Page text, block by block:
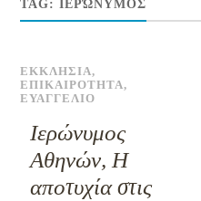
TAG:ΙΕΡΏΝΥΜΟΣ
ΕΚΚΛΗΣΙΑ,
ΕΠΙΚΑΙΡΟΤΗΤΑ,
ΕΥΑΓΓΕΛΙΟ
Ιερώνυμος
Αθηνών, Η
αποτυχία στις